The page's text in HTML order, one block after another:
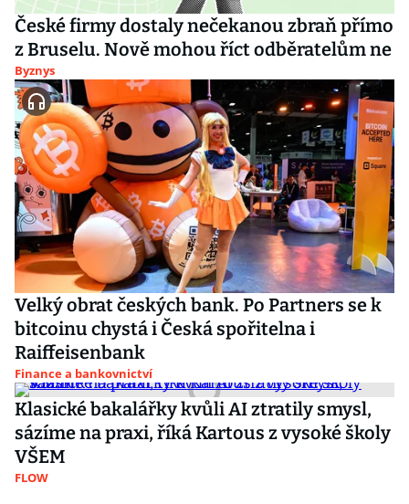
České firmy dostaly nečekanou zbraň přímo
z Bruselu. Nově mohou říct odběratelům ne
Byznys
Velký obrat českých bank. Po Partners se k
bitcoinu chystá i Česká spořitelna i
Raiffeisenbank
Finance a bankovnictví
Klasické bakalářky kvůli AI ztratily smysl,
sázíme na praxi, říká Kartous z vysoké školy
VŠEM
FLOW